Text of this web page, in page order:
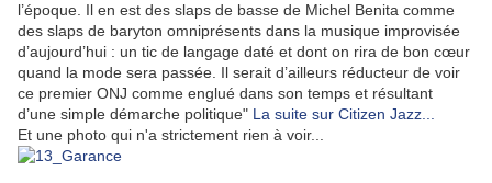
l’époque. Il en est des slaps de basse de Michel Benita comme
des slaps de baryton omniprésents dans la musique improvisée
d’aujourd’hui : un tic de langage daté et dont on rira de bon cœur
quand la mode sera passée. Il serait d’ailleurs réducteur de voir
ce premier ONJ comme englué dans son temps et résultant
d’une simple démarche politique" La suite sur Citizen Jazz...
Et une photo qui n'a strictement rien à voir...